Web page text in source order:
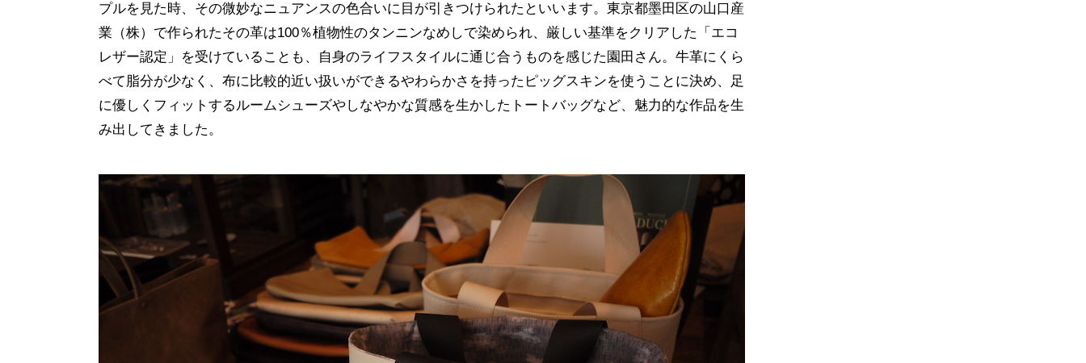
プルを見た時、その微妙なニュアンスの色合いに目が引きつけられたといいます。東京都墨田区の山口産
業（株）で作られたその革は100％植物性のタンニンなめしで染められ、厳しい基準をクリアした「エコ
レザー認定」を受けていることも、自身のライフスタイルに通じ合うものを感じた園田さん。牛革にくら
べて脂分が少なく、布に比較的近い扱いができるやわらかさを持ったピッグスキンを使うことに決め、足
に優しくフィットするルームシューズやしなやかな質感を生かしたトートバッグなど、魅力的な作品を生
み出してきました。